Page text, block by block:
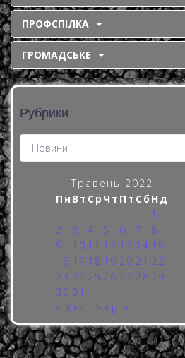
ПРОФСПІЛКА
ГРОМАДСЬКЕ
Рубрики
Травень 2022
Пн Вт Ср Чт Пт Сб Нд
1
2
3 4 5 6 7
8
9
10 11 12 13 14 15
16 17 18 19 20 21 22
23 24 25 26 27 28 29
30 31
« Кві
Чер »